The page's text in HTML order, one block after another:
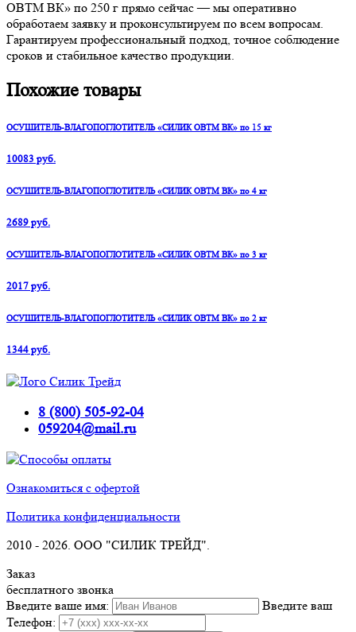
ОВТМ ВК» по 250 г прямо сейчас — мы оперативно
обработаем заявку и проконсультируем по всем вопросам.
Гарантируем профессиональный подход, точное соблюдение
сроков и стабильное качество продукции.
Похожие товары
ОСУШИТЕЛЬ-ВЛАГОПОГЛОТИТЕЛЬ «СИЛИК ОВТМ ВК» по 15 кг
10083 руб.
ОСУШИТЕЛЬ-ВЛАГОПОГЛОТИТЕЛЬ «СИЛИК ОВТМ ВК» по 4 кг
2689 руб.
ОСУШИТЕЛЬ-ВЛАГОПОГЛОТИТЕЛЬ «СИЛИК ОВТМ ВК» по 3 кг
2017 руб.
ОСУШИТЕЛЬ-ВЛАГОПОГЛОТИТЕЛЬ «СИЛИК ОВТМ ВК» по 2 кг
1344 руб.
8 (800) 505-92-04
059204@mail.ru
Ознакомиться с офертой
Политика конфиденциальности
2010 - 2026. ООО "СИЛИК ТРЕЙД".
Заказ
бесплатного звонка
Введите ваше имя:
Введите ваш
Телефон: